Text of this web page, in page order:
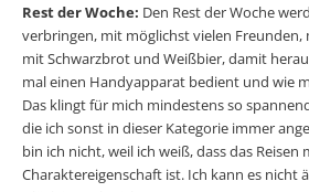
Rest der Woche: Den Rest der Woche
verbringen, mit möglichst vielen Freunden,
mit Schwarzbrot und Weißbier, damit
mal einen Handyapparat bedient und wie
Das klingt für mich mindestens so
die ich sonst in dieser Kategorie immer
bin ich nicht, weil ich weiß, dass das Reisen
Charaktereigenschaft ist. Ich kann es nicht